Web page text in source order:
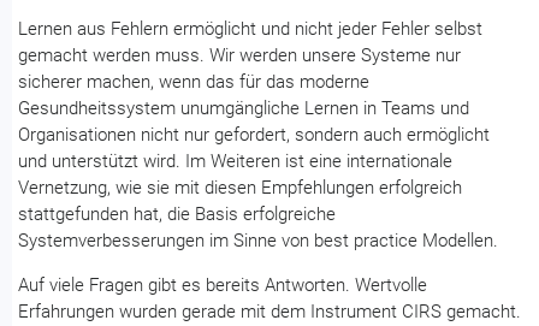
Lernen aus Fehlern ermöglicht und nicht jeder Fehler selbst
gemacht werden muss. Wir werden unsere Systeme nur
sicherer machen, wenn das für das moderne
Gesundheitssystem unumgängliche Lernen in Teams und
Organisationen nicht nur gefordert, sondern auch ermöglicht
und unterstützt wird. Im Weiteren ist eine internationale
Vernetzung, wie sie mit diesen Empfehlungen erfolgreich
stattgefunden hat, die Basis erfolgreiche
Systemverbesserungen im Sinne von best practice Modellen.
Auf viele Fragen gibt es bereits Antworten. Wertvolle
Erfahrungen wurden gerade mit dem Instrument CIRS gemacht.